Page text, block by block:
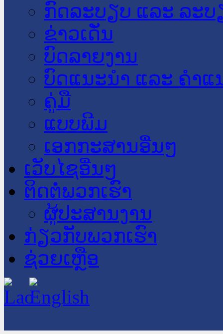
ກົດລະບຽບ ແລະ ລະບ
ຂ່າວເດັ່ນ
ບົດລາຍງານ
ບົດແນະນໍາ ແລະ ຄໍາແ
ຄູ່ມື
ແບບພີມ
ເອກກະສານອື່ນໆ
ເວັບໄຊອື່ນໆ
ຕິດຕໍ່ພວກເຮົາ
ຜູ້ປະສານງານ
ກ່ຽວກັບພວກເຮົາ
ຊ່ວຍເຫຼືອ